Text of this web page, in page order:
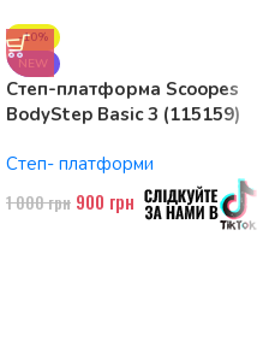
-10%
NEW
Степ-платформа Scoopes
BodyStep Basic 3 (115159)
рівні
Степ- платформи
1 000грн 900 грн